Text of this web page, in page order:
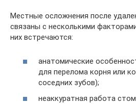
Местные осложнения после
связаны с несколькими
них встречаются:
анатомические
для перелома корня или
соседних зубов);
неаккуратная работа